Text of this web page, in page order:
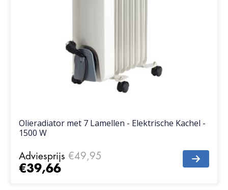
Olieradiator met 7 Lamellen - Elektrische Kachel -
1500 W
Adviesprijs €49,95
€39,66